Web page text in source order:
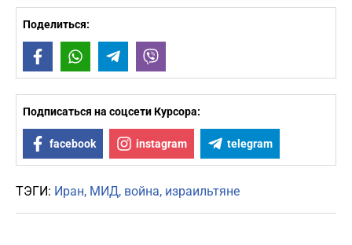
Поделиться:
FacebookWhatsAppTelegram
Подписаться на соцсети Курсора:
facebook instagram telegram
ТЭГИ: Иран МИД война израильтяне